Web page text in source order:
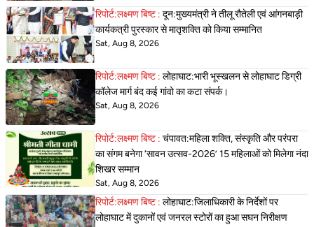
रिपोर्ट:लक्ष्मण बिष्ट : दून:मुख्यमंत्री ने तीलू रौतेली एवं आंगनबाड़ी
कार्यकत्री पुरस्कार से मातृशक्ति को किया सम्मानित
Sat, Aug 8, 2026
रिपोर्ट:लक्ष्मण बिष्ट : लोहाघाट:भारी भूस्खलन से लोहाघाट डिग्री
कॉलेज मार्ग बंद कई गांवो का कटा संपर्क।
Sat, Aug 8, 2026
रिपोर्ट:लक्ष्मण बिष्ट : चंपावत:महिला शक्ति, संस्कृति और परंपरा
का संगम बनेगा ‘सावन उत्सव-2026’ 15 महिलाओं को मिलेगा नंदा
शिखर सम्मान
Sat, Aug 8, 2026
रिपोर्ट:लक्ष्मण बिष्ट : लोहाघाट:जिलाधिकारी के निर्देशों पर
लोहाघाट में दुकानों एवं जनरल स्टोरों का हुआ सघन निरीक्षण